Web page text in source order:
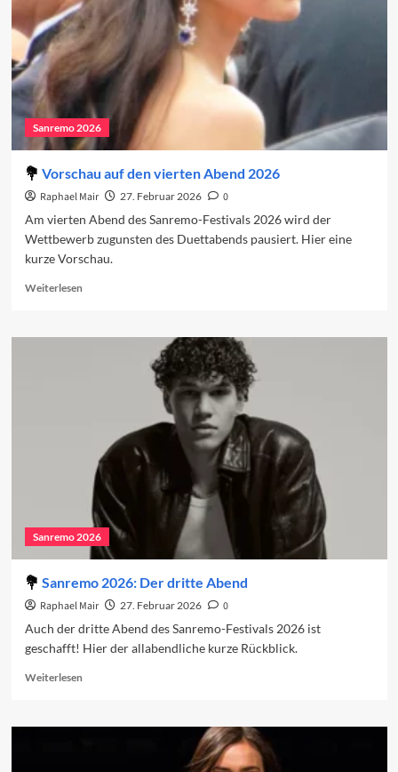
Sanremo 2026
Vorschau auf den vierten Abend 2026
Raphael Mair 27. Februar 2026
0
Am vierten Abend des Sanremo-Festivals 2026 wird der
Wettbewerb zugunsten des Duettabends pausiert. Hier eine
kurze Vorschau.
WeiterlesenRead
Vorschau
Sanremo 2026
Sanremo 2026: Der dritte Abend
Raphael Mair 27. Februar 2026
0
Auch der dritte Abend des Sanremo-Festivals 2026 ist
geschafft! Hier der allabendliche kurze Rückblick.
WeiterlesenRead
Sanremo